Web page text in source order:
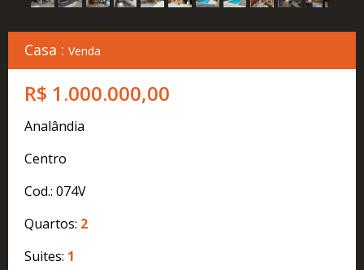
Casa : Venda
R$ 1.000.000,00
Analândia
Centro
Cod.: 074V
Quartos: 2
Suites: 1